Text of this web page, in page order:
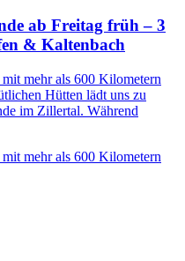
ab Freitag früh – 3
& Kaltenbach
mehr als 600 Kilometern
Hütten lädt uns zu
im Zillertal. Während
mehr als 600 Kilometern